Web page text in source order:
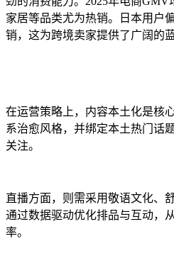
家居等品类尤为热销。日本用户
销，这为跨境卖家提供了广阔的
在运营策略上，内容本土化是核
系治愈风格，并绑定本土热门话
关注。
直播方面，则需采用敬语文化、
通过数据驱动优化排品与互动，
率。